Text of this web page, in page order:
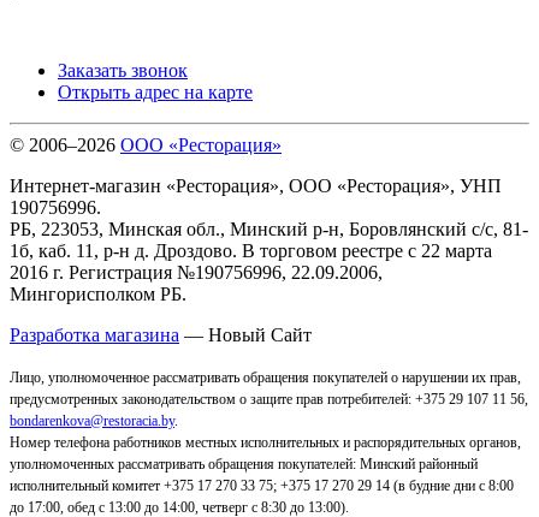
Заказать звонок
Открыть адрес на карте
© 2006–2026 ООО «Ресторация»
Интернет-магазин «Ресторация», ООО «Ресторация», УНП
190756996.
РБ, 223053, Минская обл., Минский р-н, Боровлянский с/с, 81-
1б, каб. 11, р-н д. Дроздово. В торговом реестре с 22 марта
2016 г. Регистрация №190756996, 22.09.2006,
Мингорисполком РБ.
Разработка магазина — Новый Сайт
Лицо, уполномоченное рассматривать обращения покупателей о нарушении их прав,
предусмотренных законодательством о защите прав потребителей: +375 29 107 11 56,
bondarenkova@restoracia.by.
Номер телефона работников местных исполнительных и распорядительных органов,
уполномоченных рассматривать обращения покупателей: Минский районный
исполнительный комитет +375 17 270 33 75; +375 17 270 29 14 (в будние дни с 8:00
до 17:00, обед с 13:00 до 14:00, четверг с 8:30 до 13:00).